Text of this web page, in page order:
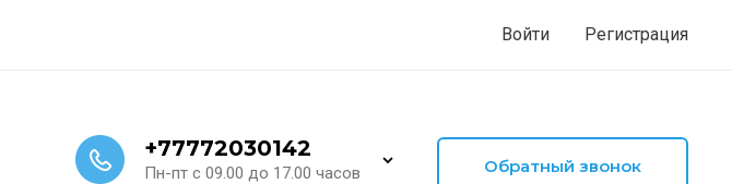
Войти Регистрация
+77772030142
Пн-пт с 09.00 до 17.00 часов Обратный звонок